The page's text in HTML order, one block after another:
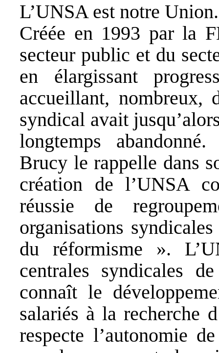
L’UNSA est notre Union.
Créée en 1993 par la
secteur public et du
en élargissant
accueillant, nombreux,
syndical avait
longtemps
Brucy le rappelle dans
création de l’UNSA
réussie de
organisations
du réformisme ».
centrales syndicales
connaît le
salariés à la recherche
respecte l’autonomie